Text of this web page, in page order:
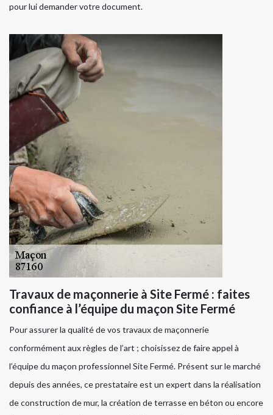
pour lui demander votre document.
Travaux de maçonnerie à Site Fermé : faites
confiance à l’équipe du maçon Site Fermé
Pour assurer la qualité de vos travaux de maçonnerie
conformément aux règles de l’art ; choisissez de faire appel à
l’équipe du maçon professionnel Site Fermé. Présent sur le marché
depuis des années, ce prestataire est un expert dans la réalisation
de construction de mur, la création de terrasse en béton ou encore